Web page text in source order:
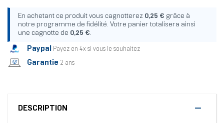
En achetant ce produit vous cagnotterez 0,25 € grâce à
notre programme de fidélité. Votre panier totalisera ainsi
une cagnotte de 0,25 €.
Paypal Payez en 4x si vous le souhaitez
Garantie 2 ans
DESCRIPTION